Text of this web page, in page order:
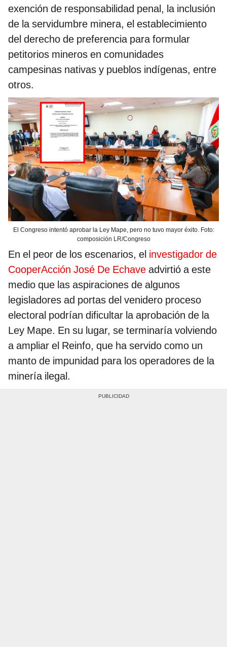
exención de responsabilidad penal, la inclusión
de la servidumbre minera, el establecimiento
del derecho de preferencia para formular
petitorios mineros en comunidades
campesinas nativas y pueblos indígenas, entre
otros.
El Congreso intentó aprobar la Ley Mape, pero no tuvo mayor éxito. Foto:
composición LR/Congreso
En el peor de los escenarios, el investigador de
CooperAcción José De Echave advirtió a este
medio que las aspiraciones de algunos
legisladores ad portas del venidero proceso
electoral podrían dificultar la aprobación de la
Ley Mape. En su lugar, se terminaría volviendo
a ampliar el Reinfo, que ha servido como un
manto de impunidad para los operadores de la
minería ilegal.